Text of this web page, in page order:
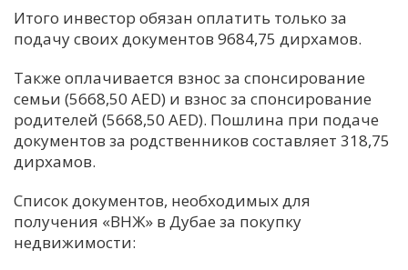
Итого инвестор обязан оплатить только за
подачу своих документов 9684,75 дирхамов.
Также оплачивается взнос за спонсирование
семьи (5668,50 AED) и взнос за спонсирование
родителей (5668,50 AED). Пошлина при подаче
документов за родственников составляет 318,75
дирхамов.
Список документов, необходимых для
получения «ВНЖ» в Дубае за покупку
недвижимости: